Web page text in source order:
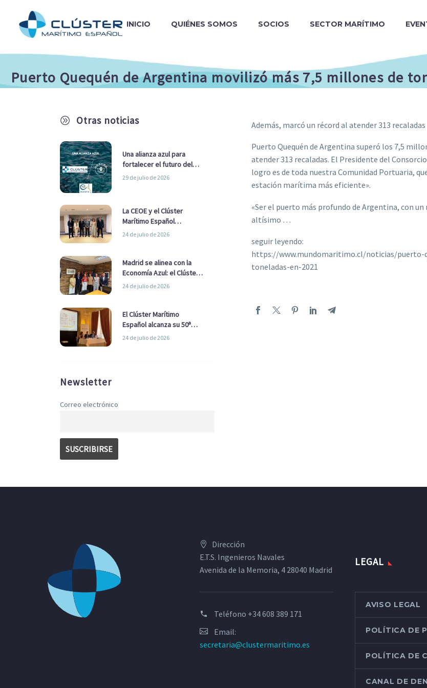
INICIO QUIÉNES SOMOS SOCIOS SECTOR MARÍTIMO
Puerto Quequén de Argentina movilizó más 7,5 millones de
A Otras noticias
Una alianza azul para
fortalecer el futuro del
sector marítimo
29 de julio de 2026
La CEOE y el Clúster
Marítimo Español
refuerzan su alianza para
24 de julio de 2026
Madrid se alinea con la
Economía Azul: el Clúster
Marítimo Español y la Real
Ayuntamiento
24 de julio de 2026
El Clúster Marítimo
Español alcanza su 50ª
Asamblea reafirmando su
24 de julio de 2026
Newsletter
Correo electrónico
Además, marcó un récord al atender 313 recaladas
Puerto Quequén de Argentina superó los 7,5
atender 313 recaladas. El Presidente del
logro es de toda nuestra Comunidad Portuaria,
estación marítima más eficiente».
«Ser el puerto más profundo de Argentina, con
altísimo …
seguir leyendo:
https://www.mundomaritimo.cl/noticias/
toneladas-en-2021
Dirección
E.T.S. Ingenieros Navales
Avenida de la Memoria, 4 28040 Madrid
Teléfono +34 608 389 171
Email:
secretaria@clustermaritimo.es
LEGAL
AVISO LEGAL
POLÍTICA DE
POLÍTICA DE
CANAL DE